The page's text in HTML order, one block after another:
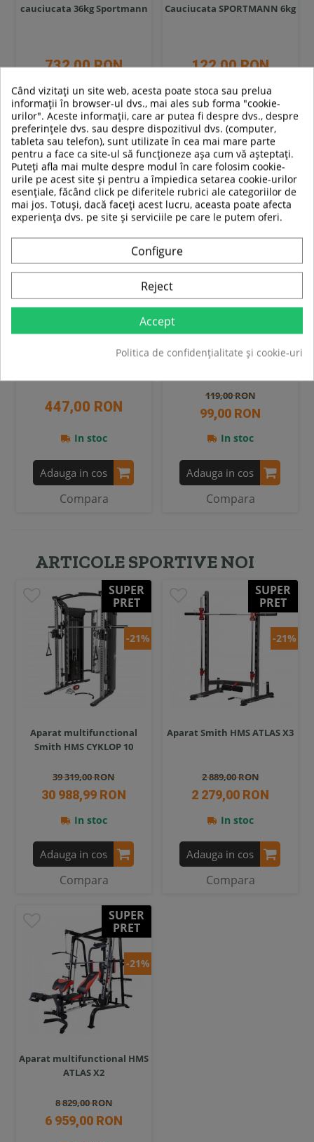
cauciucata 36kg Sportmann
732,00 RON
In stoc
Adauga in cos
Compara
Cauciucata SPORTMANN 6kg
122,00 RON
In stoc
Adauga in cos
Compara
Gantera Kettlebell
Cauciucata SPORTMANN
447,00 RON
In stoc
Adauga in cos
Compara
SUPER
PRET
-17%
Gantera kettlebell HMS KNV
6 KG, Albastru
119,00 RON
99,00 RON
In stoc
Adauga in cos
Compara
ARTICOLE SPORTIVE NOI
SUPER
PRET
-21%
Aparat multifunctional
Smith HMS CYKLOP 10
39 319,00 RON
30 988,99 RON
In stoc
Adauga in cos
Compara
SUPER
PRET
-21%
Aparat Smith HMS ATLAS X3
2 889,00 RON
2 279,00 RON
In stoc
Adauga in cos
Compara
SUPER
PRET
-21%
Aparat multifunctional HMS
ATLAS X2
8 829,00 RON
6 959,00 RON
Când vizitați un site web, acesta poate stoca sau prelua
informații în browser-ul dvs., mai ales sub forma "cookie-
urilor". Aceste informații, care ar putea fi despre dvs., despre
preferințele dvs. sau despre dispozitivul dvs. (computer,
tableta sau telefon), sunt utilizate în cea mai mare parte
pentru a face ca site-ul să funcționeze așa cum vă așteptați.
Puteți afla mai multe despre modul în care folosim cookie-
urile pe acest site și pentru a împiedica setarea cookie-urilor
esențiale, făcând click pe diferitele rubrici ale categoriilor de
mai jos. Totuși, dacă faceți acest lucru, aceasta poate afecta
experiența dvs. pe site și serviciile pe care le putem oferi.
Configure
Reject
Accept
Politica de confidențialitate și cookie-uri